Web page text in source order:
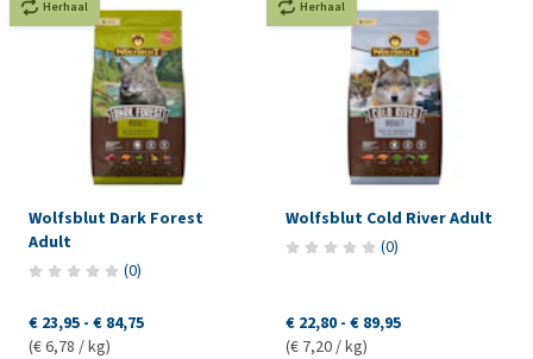
Herhaal
Wolfsblut Dark Forest
Adult
(0)
€ 23,95 - € 84,75
(€ 6,78 / kg)
Herhaal
Wolfsblut Cold River Adult
(0)
€ 22,80 - € 89,95
(€ 7,20 / kg)